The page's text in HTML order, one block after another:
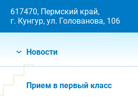
617470, Пермский край,
г. Кунгур, ул. Голованова, 106
Новости
Прием в первый класс